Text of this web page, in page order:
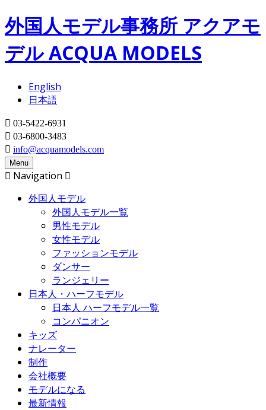
メインコンテンツに移動
外国人モデル事務所 アクアモ
デル ACQUA MODELS
English
日本語
03-5422-6931
03-6800-3483
info@acquamodels.com
Menu
Navigation
外国人モデル
外国人モデル一覧
男性モデル
女性モデル
ファッションモデル
ダンサー
ランジェリー
日本人・ハーフモデル
日本人 ハーフモデル一覧
コンパニオン
キッズ
ナレーター
制作
会社概要
モデルになる
最新情報